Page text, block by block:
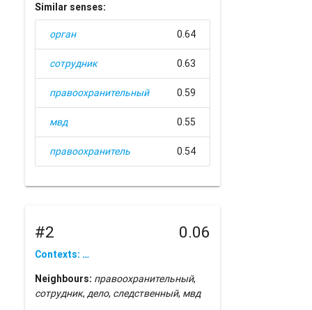
Similar senses:
орган 0.64
сотрудник 0.63
правоохранительный 0.59
мвд 0.55
правоохранитель 0.54
#2 0.06
Contexts: …
Neighbours: правоохранительный,
сотрудник,дело, следственный, мвд